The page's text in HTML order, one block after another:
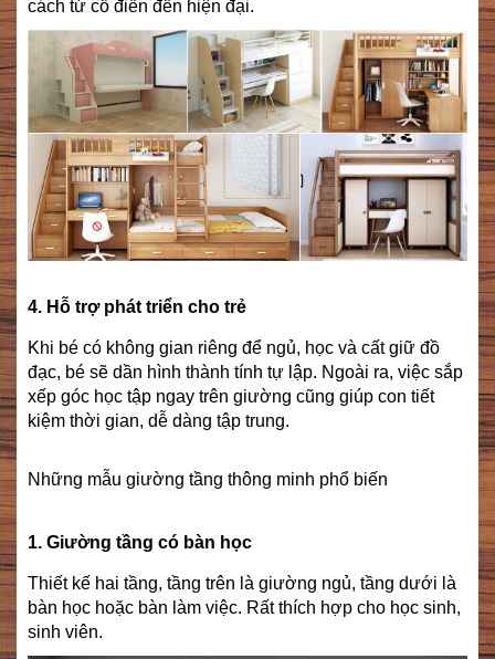
cách từ cổ điển đến hiện đại.
4. Hỗ trợ phát triển cho trẻ
Khi bé có không gian riêng để ngủ, học và cất giữ đồ
đạc, bé sẽ dần hình thành tính tự lập. Ngoài ra, việc sắp
xếp góc học tập ngay trên giường cũng giúp con tiết
kiệm thời gian, dễ dàng tập trung.
Những mẫu giường tầng thông minh phổ biến
1. Giường tầng có bàn học
Thiết kế hai tầng, tầng trên là giường ngủ, tầng dưới là
bàn học hoặc bàn làm việc. Rất thích hợp cho học sinh,
sinh viên.